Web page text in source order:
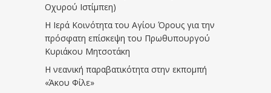
Οχυρού Ιστίμπεη)
Η Ιερά Κοινότητα του Αγίου Όρους για την
πρόσφατη επίσκεψη του Πρωθυπουργού
Κυριάκου Μητσοτάκη
Η νεανική παραβατικότητα στην εκπομπή
«Άκου Φίλε»